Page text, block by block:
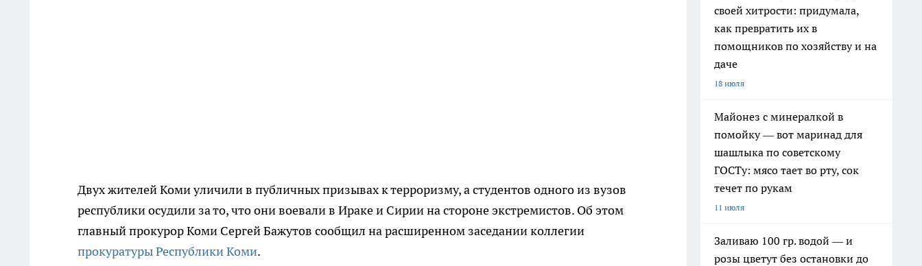
Двух жителей Коми уличили в публичных призывах к терроризму, а студентов одного из вузов
республики осудили за то, что они воевали в Ираке и Сирии на стороне экстремистов. Об этом
главный прокурор Коми Сергей Бажутов сообщил на расширенном заседании коллегии
прокуратуры Республики Коми.
своей хитрости: придумала,
как превратить их в
помощников по хозяйству и на
даче
18 июля
Майонез с минералкой в
помойку — вот маринад для
шашлыка по советскому
ГОСТу: мясо тает во рту, сок
течет по рукам
11 июля
Заливаю 100 гр. водой — и
розы цветут без остановки до